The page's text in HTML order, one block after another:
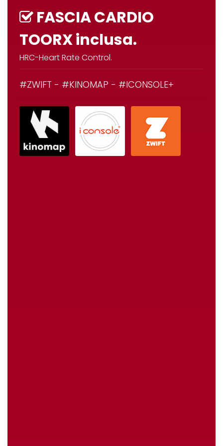
FASCIA CARDIO
TOORX inclusa.
HRC-Heart Rate Control.
#ZWIFT - #KINOMAP - #ICONSOLE+